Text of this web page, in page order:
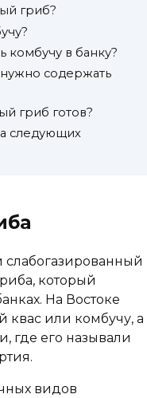
гриб?
комбучу в банку?
содержать
гриб готов?
следующих
слабогазированный
который
На Востоке
квас или комбучу, а
где его называли
видов